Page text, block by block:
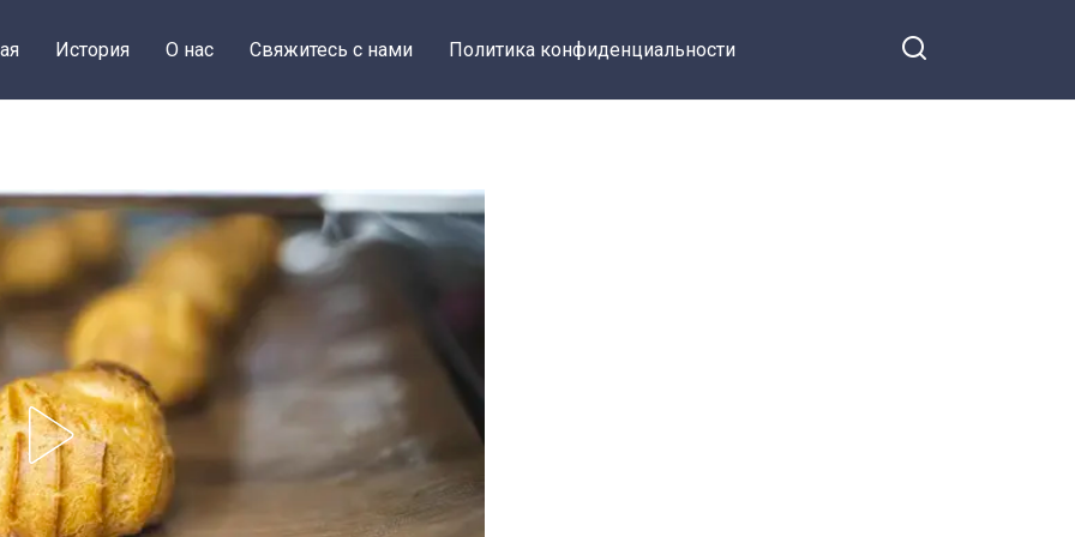
История О нас Свяжитесь с нами Политика конфиденциальности